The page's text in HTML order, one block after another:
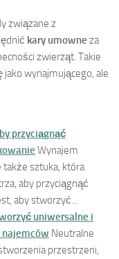
związane z
kary umowne za
zwierząt. Takie
jako wynajmującego, ale
przyciągnąć
Wynajem
także sztuka, która
aby przyciągnąć
aby stworzyć...
uniwersalne i
Neutralne
przestrzeni,